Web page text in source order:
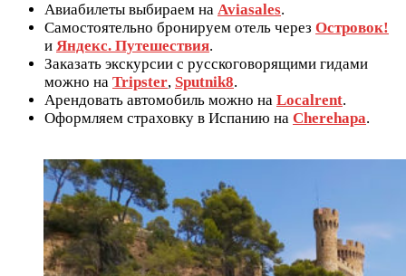
Авиабилеты выбираем на Aviasales.
Самостоятельно бронируем отель через Островок!
и Яндекс. Путешествия.
Заказать экскурсии с русскоговорящими гидами
можно нa Tripster, Sputnik8.
Арендовать автомобиль можно на Localrent.
Оформляем страховку в Испанию на Cherehapa.